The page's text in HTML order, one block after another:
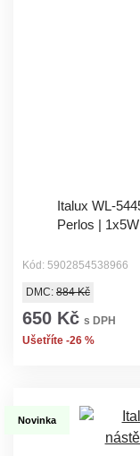
Italux WL-
Perlos |
Kód: 5902854538966
DMC: 884 Kč
650 Kč s DPH
Ušetříte -26 %
Novinka